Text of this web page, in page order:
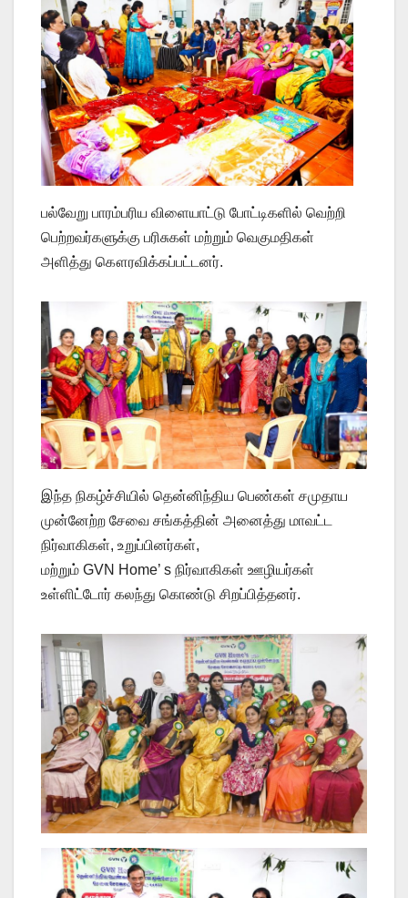
பல்வேறு பாரம்பரிய விளையாட்டு போட்டிகளில் வெற்றி
பெற்றவர்களுக்கு பரிசுகள் மற்றும் வெகுமதிகள்
அளித்து கௌரவிக்கப்பட்டனர்.
இந்த நிகழ்ச்சியில் தென்னிந்திய பெண்கள் சமுதாய
முன்னேற்ற சேவை சங்கத்தின் அனைத்து மாவட்ட
நிர்வாகிகள், உறுப்பினர்கள்,
மற்றும் GVN Home’ s நிர்வாகிகள் ஊழியர்கள்
உள்ளிட்டோர் கலந்து கொண்டு சிறப்பித்தனர்.